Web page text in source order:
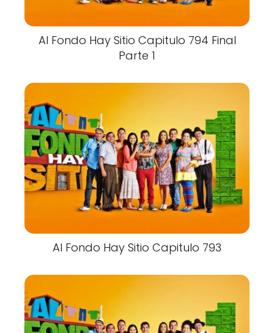
Al Fondo Hay Sitio Capitulo 794 Final
Parte 1
Al Fondo Hay Sitio Capitulo 793